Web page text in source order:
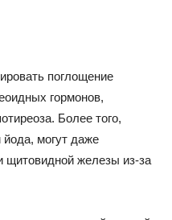
поглощение
гормонов,
Более того,
могут даже
щитовидной железы из-за